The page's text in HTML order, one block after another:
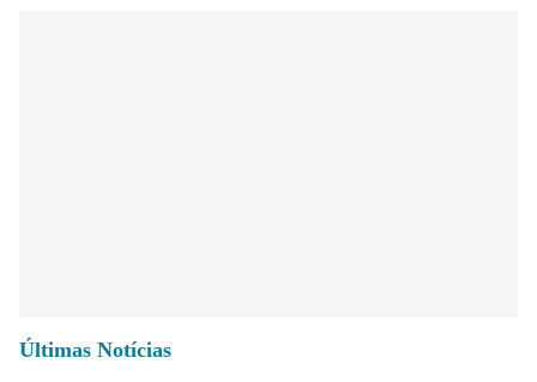
Últimas Notícias